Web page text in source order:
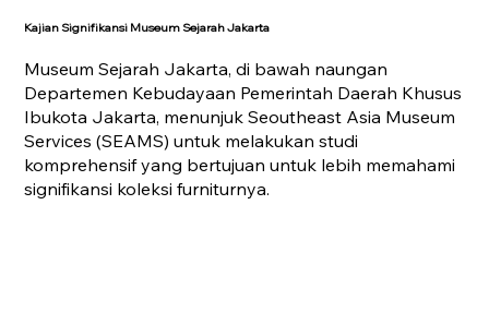
Kajian Signifikansi Museum Sejarah Jakarta
Museum Sejarah Jakarta, di bawah naungan
Departemen Kebudayaan Pemerintah Daerah Khusus
Ibukota Jakarta, menunjuk Seoutheast Asia Museum
Services (SEAMS) untuk melakukan studi
komprehensif yang bertujuan untuk lebih memahami
signifikansi koleksi furniturnya.